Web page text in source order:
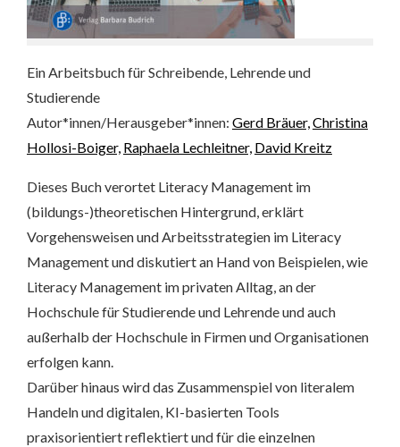
Ein Arbeitsbuch für Schreibende, Lehrende und
Studierende
Autor*innen/Herausgeber*innen: Gerd Bräuer,Christina
Hollosi-Boiger, Raphaela Lechleitner, David Kreitz
Dieses Buch verortet Literacy Management im
(bildungs-)theoretischen Hintergrund, erklärt
Vorgehensweisen und Arbeitsstrategien im Literacy
Management und diskutiert an Hand von Beispielen, wie
Literacy Management im privaten Alltag, an der
Hochschule für Studierende und Lehrende und auch
außerhalb der Hochschule in Firmen und Organisationen
erfolgen kann.
Darüber hinaus wird das Zusammenspiel von literalem
Handeln und digitalen, KI-basierten Tools
praxisorientiert reflektiert und für die einzelnen